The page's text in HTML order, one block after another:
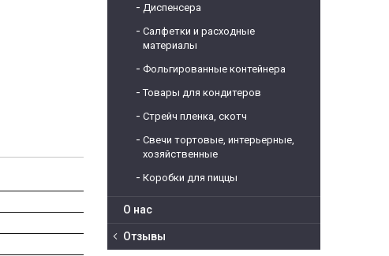
Диспенсера
Салфетки и расходные
материалы
Фольгированные контейнера
Товары для кондитеров
Стрейч пленка, скотч
Свечи тортовые, интерьерные,
хозяйственные
Коробки для пиццы
О нас
Отзывы